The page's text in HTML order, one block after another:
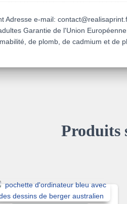
Adresse e-mail:
Garantie de l'Union
de plomb, de cadmium et de
Produits